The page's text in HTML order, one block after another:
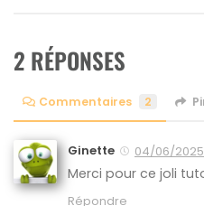
2 RÉPONSES
Commentaires 2
Ginette 04/06/2025
Merci pour ce joli
Répondre